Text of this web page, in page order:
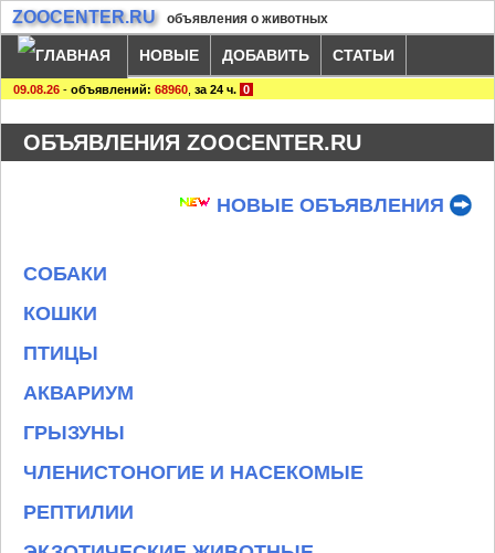
ZOOCENTER.RU объявления о животных
НОВЫЕ ДОБАВИТЬ СТАТЬИ
09.08.26 - объявлений: 68960 за 24 ч. 0
ОБЪЯВЛЕНИЯ ZOOCENTER.RU
НОВЫЕ ОБЪЯВЛЕНИЯ
СОБАКИ
КОШКИ
ПТИЦЫ
АКВАРИУМ
ГРЫЗУНЫ
ЧЛЕНИСТОНОГИЕ И НАСЕКОМЫЕ
РЕПТИЛИИ